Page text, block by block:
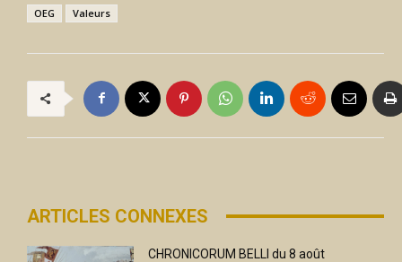
OEG
Valeurs
ARTICLES CONNEXES
CHRONICORUM BELLI du 8 août